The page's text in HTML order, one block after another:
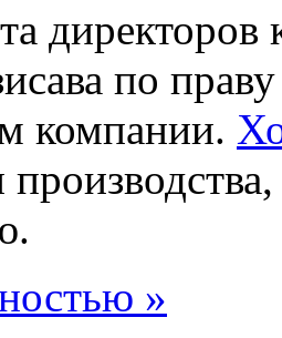
по
компании.
»